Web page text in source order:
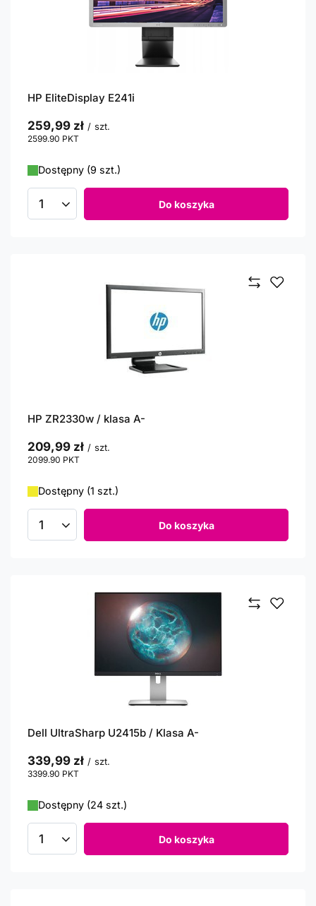
HP EliteDisplay E241i
259,99 zł / szt.
2599.90 PKT
Dostępny (9 szt.)
Ilość produktów Do koszyka
HP ZR2330w / klasa A-
209,99 zł / szt.
2099.90 PKT
Dostępny (1 szt.)
Ilość produktów Do koszyka
Dell UltraSharp U2415b / Klasa A-
339,99 zł / szt.
3399.90 PKT
Dostępny (24 szt.)
Ilość produktów Do koszyka